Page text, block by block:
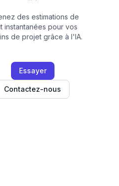
des estimations de
instantanées pour vos
de projet grâce à l'IA.
Essayer
Contactez-nous